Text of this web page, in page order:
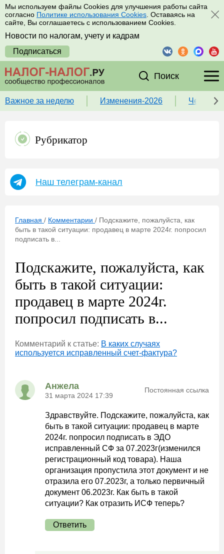
Мы используем файлы Cookies для улучшения работы сайта
согласно Политике использования Cookies . Оставаясь на
сайте, Вы соглашаетесь с использованием Cookies.
Новости по налогам, учету и кадрам
Подписаться
Поиск
Важное за неделю Изменения-2026 Чек-
Рубрикатор
Наш телеграм-канал
Главная / Комментарии / Подскажите, пожалуйста, как
быть в такой ситуации: продавец в марте 2024г. попросил
подписать в...
Подскажите, пожалуйста, как
быть в такой ситуации:
продавец в марте 2024г.
попросил подписать в...
Комментарий к статье: В каких случаях
используется исправленный счет-фактура?
Анжела
31 марта 2024 17:39
Постоянная ссылка
Здравствуйте. Подскажите, пожалуйста, как
быть в такой ситуации: продавец в марте
2024г. попросил подписать в ЭДО
исправленный СФ за 07.2023г(изменился
регистрационный код товара). Наша
организация пропустила этот документ и не
отразила его 07.2023г, а только первичный
документ 06.2023г. Как быть в такой
ситуации? Как отразить ИСФ теперь?
Ответить